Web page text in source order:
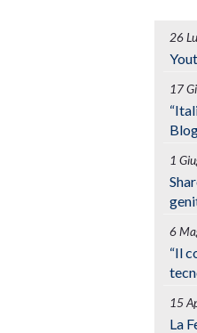
26
17
1
6
“Il
15
La